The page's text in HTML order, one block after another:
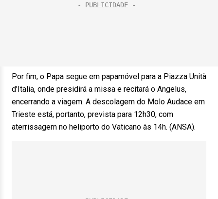
Por fim, o Papa segue em papamóvel para a Piazza Unità
d’Italia, onde presidirá a missa e recitará o Angelus,
encerrando a viagem. A descolagem do Molo Audace em
Trieste está, portanto, prevista para 12h30, com
aterrissagem no heliporto do Vaticano às 14h. (ANSA).